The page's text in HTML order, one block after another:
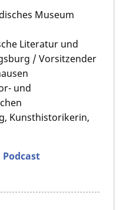
Museum
Literatur und
/ Vorsitzender
und
Kunsthistorikerin,